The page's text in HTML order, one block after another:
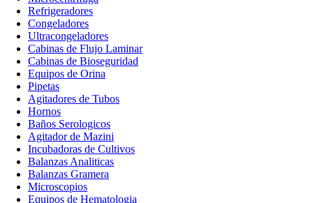
Refrigeradores
Congeladores
Ultracongeladores
Cabinas de Flujo Laminar
Cabinas de Bioseguridad
Equipos de Orina
Pipetas
Agitadores de Tubos
Hornos
Baños Serologicos
Agitador de Mazini
Incubadoras de Cultivos
Balanzas Analiticas
Balanzas Gramera
Microscopios
Equipos de Hematologia